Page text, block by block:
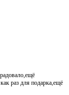
раз для подарка,ещё